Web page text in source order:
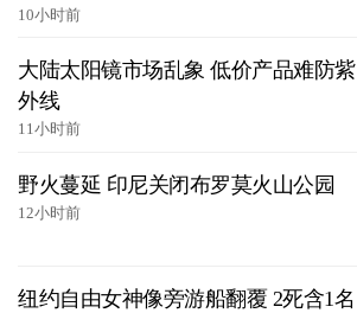
10小时前
大陆太阳镜市场乱象 低价产品难防紫
外线
11小时前
野火蔓延 印尼关闭布罗莫火山公园
12小时前
纽约自由女神像旁游船翻覆 2死含1名